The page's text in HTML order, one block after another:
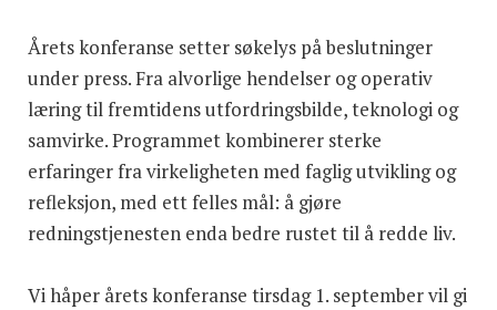
Årets konferanse setter søkelys på beslutninger
under press. Fra alvorlige hendelser og operativ
læring til fremtidens utfordringsbilde, teknologi og
samvirke. Programmet kombinerer sterke
erfaringer fra virkeligheten med faglig utvikling og
refleksjon, med ett felles mål: å gjøre
redningstjenesten enda bedre rustet til å redde liv.
Vi håper årets konferanse tirsdag 1. september vil gi